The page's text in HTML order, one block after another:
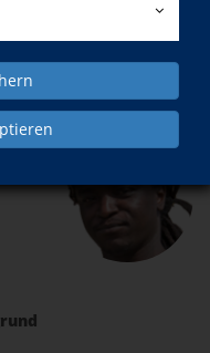
Baye Cheikh Mbaye